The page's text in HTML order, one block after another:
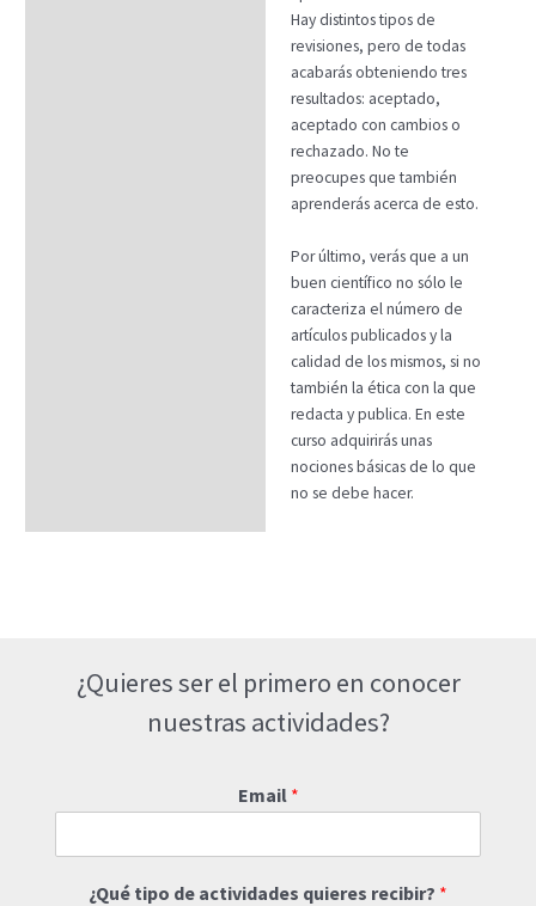
Hay distintos tipos de
revisiones, pero de todas
acabarás obteniendo tres
resultados: aceptado,
aceptado con cambios o
rechazado. No te
preocupes que también
aprenderás acerca de esto.
Por último, verás que a un
buen científico no sólo le
caracteriza el número de
artículos publicados y la
calidad de los mismos, si no
también la ética con la que
redacta y publica. En este
curso adquirirás unas
nociones básicas de lo que
no se debe hacer.
¿Quieres ser el primero en conocer
nuestras actividades?
Email *
¿Qué tipo de actividades quieres recibir? *